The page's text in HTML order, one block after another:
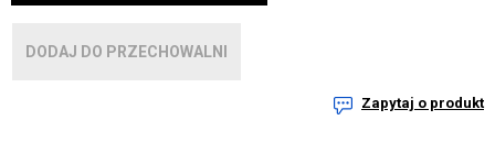
DODAJ DO PRZECHOWALNI
Zapytaj o produkt